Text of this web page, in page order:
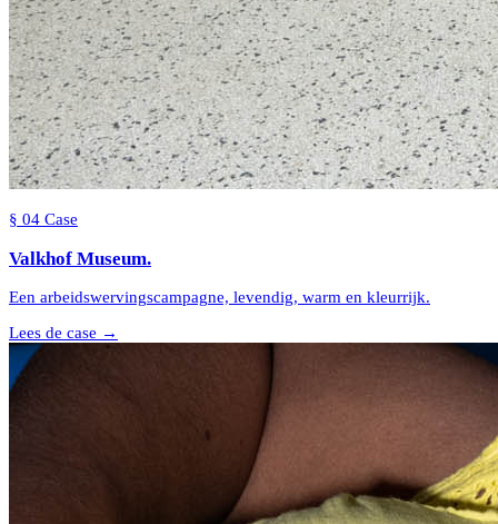
§ 04 Case
Valkhof Museum.
Een arbeidswervingscampagne, levendig, warm en kleurrijk.
Lees de case →